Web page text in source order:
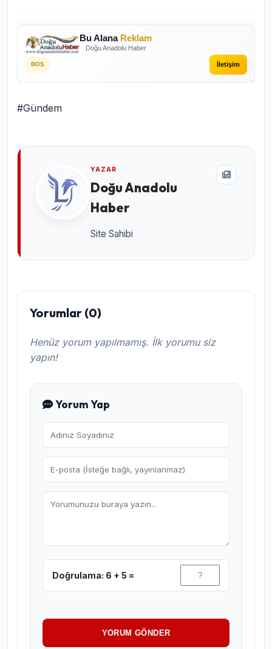
Bu Alana Reklam
Doğu Anadolu Haber
BOŞ İletişim
#Gündem
YAZAR
Doğu Anadolu
Haber
Site Sahibi
Yorumlar (0)
Henüz yorum yapılmamış. İlk yorumu siz
yapın!
Yorum Yap
Doğrulama: 6 + 5 =
YORUM GÖNDER